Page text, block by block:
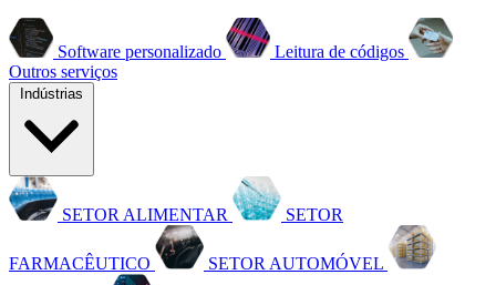
Software personalizado
Leitura de códigos
Outros serviços
SETOR ALIMENTAR SETOR
FARMACÊUTICO SETOR AUTOMÓVEL